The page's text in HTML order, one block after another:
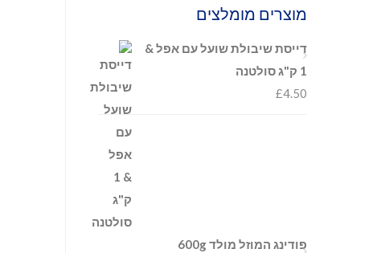
מוצרים מומלצים
דייסת שיבולת שועל עם אפל &
1 ק"ג סולטנה
£4.50
פודינג המוזל מולד 600g